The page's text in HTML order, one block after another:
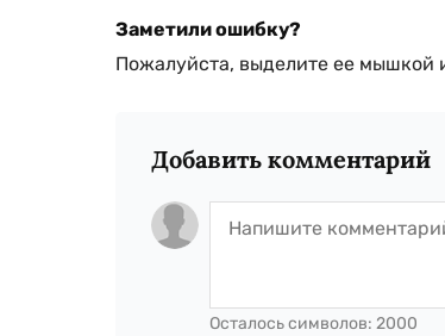
Заметили ошибку?
Пожалуйста, выделите ее мышкой
Добавить комментарий
Осталось символов: 2000